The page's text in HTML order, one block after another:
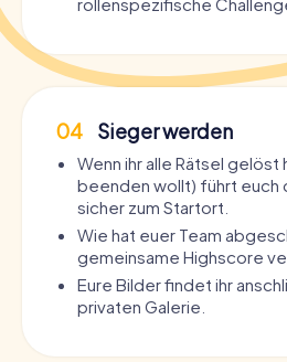
04 Sieger werden
Wenn ihr alle Rätsel
beenden wollt) führt euch
sicher zum Startort.
Wie hat euer Team
gemeinsame Highscore
Eure Bilder findet ihr
privaten Galerie.